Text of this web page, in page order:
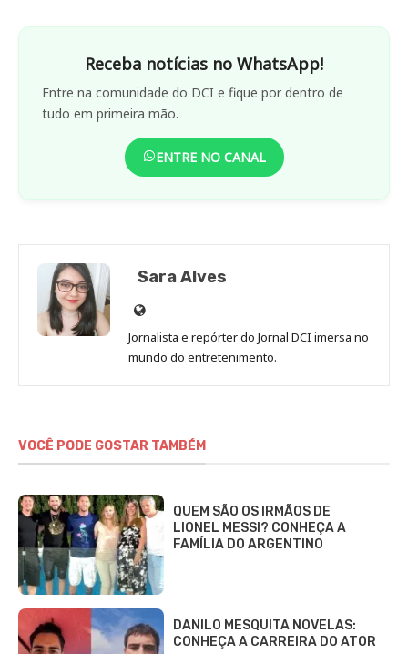
Receba notícias no WhatsApp!
Entre na comunidade do DCI e fique por dentro de
tudo em primeira mão.
ENTRE NO CANAL
Sara Alves
Site
de
Sara
Jornalista e repórter do Jornal DCI imersa no
mundo do entretenimento.
VOCÊ PODE GOSTAR TAMBÉM
QUEM SÃO OS IRMÃOS DE
LIONEL MESSI? CONHEÇA A
FAMÍLIA DO ARGENTINO
DANILO MESQUITA NOVELAS:
CONHEÇA A CARREIRA DO ATOR